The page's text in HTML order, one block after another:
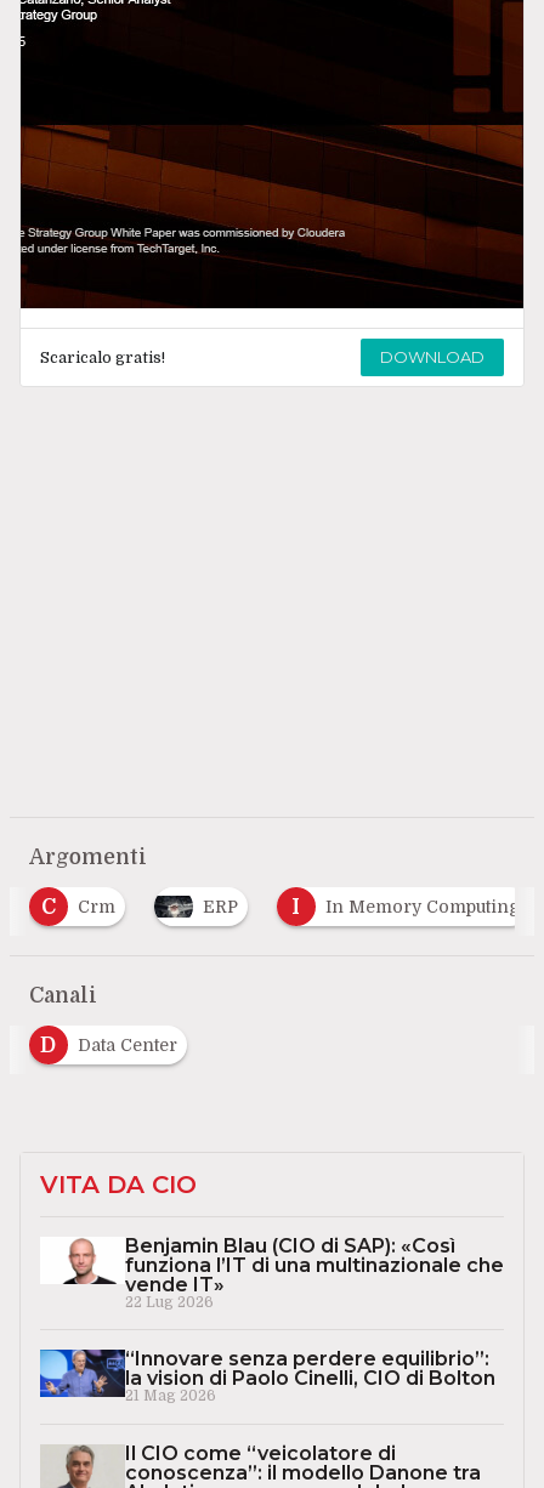
Scaricalo gratis! DOWNLOAD
Argomenti
ERP I In Memory Computing
Canali
D Data Center
VITA DA CIO
Benjamin Blau (CIO di SAP): «Così
funziona l’IT di una multinazionale che
vende IT»
22 Lug 2026
“Innovare senza perdere equilibrio”:
la vision di Paolo Cinelli, CIO di Bolton
21 Mag 2026
Il CIO come “veicolatore di
conoscenza”: il modello Danone tra